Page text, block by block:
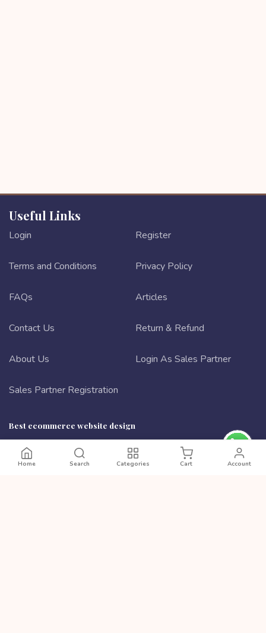
Useful Links
Login Register
Terms and Conditions Privacy Policy
FAQs Articles
Contact Us Return & Refund
About Us Login As Sales Partner
Sales Partner Registration
Best ecommerce website design
Contact Us
Ta 90/4 Boishaki Shoroni, Badda, Dhaka 1212, Bangladesh
Home Search Categories Cart Account